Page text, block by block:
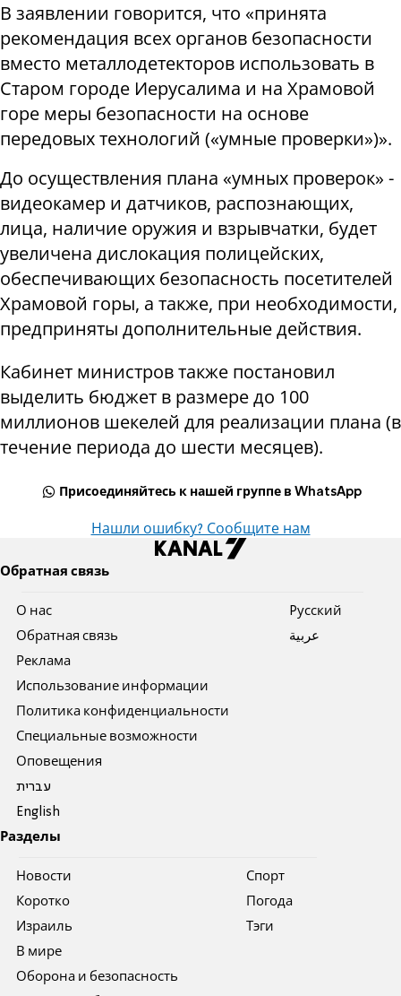
В заявлении говорится, что «принята
рекомендация всех органов безопасности
вместо металлодетекторов использовать в
Старом городе Иерусалима и на Храмовой
горе меры безопасности на основе
передовых технологий («умные проверки»)».
До осуществления плана «умных проверок» -
видеокамер и датчиков, распознающих,
лица, наличие оружия и взрывчатки, будет
увеличена дислокация полицейских,
обеспечивающих безопасность посетителей
Храмовой горы, а также, при необходимости,
предприняты дополнительные действия.
Кабинет министров также постановил
выделить бюджет в размере до 100
миллионов шекелей для реализации плана (в
течение периода до шести месяцев).
Присоединяйтесь к нашей группе в WhatsApp
Нашли ошибку? Сообщите нам
Обратная связь
О нас
Обратная связь
Реклама
Использование информации
Политика конфиденциальности
Специальные возможности
Оповещения
עברית
English
Pусский
عربية
Разделы
Новости
Коротко
Израиль
В мире
Оборона и безопасность
Спорт
Погода
Тэги